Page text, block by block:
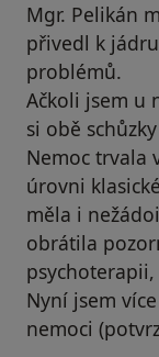
Mgr. Pelikán
přivedl k
problémů.
Ačkoli jsem u
si obě
Nemoc trvala
úrovni
měla i
obrátila
Nyní jsem
nemoci